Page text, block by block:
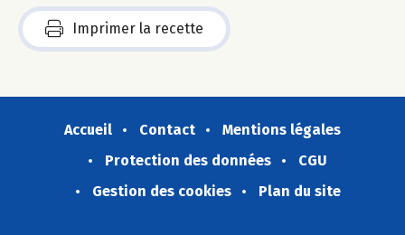
Imprimer la recette
Accueil Contact
Mentions légales
Protection des données
CGU
Gestion des cookies
Plan du site